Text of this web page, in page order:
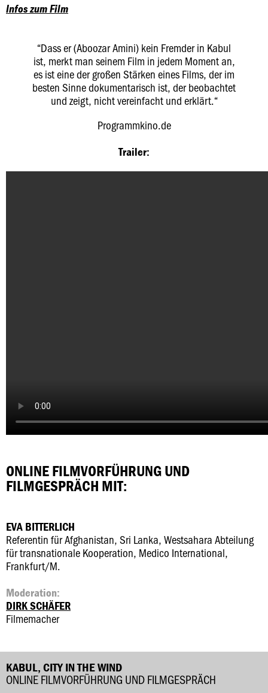
Infos zum Film
“Dass er (Aboozar Amini) kein Fremder in Kabul
ist, merkt man seinem Film in jedem Moment an,
es ist eine der großen Stärken eines Films, der im
besten Sinne dokumentarisch ist, der beobachtet
und zeigt, nicht vereinfacht und erklärt.“
Programmkino.de
Trailer:
ONLINE FILMVORFÜHRUNG UND
FILMGESPRÄCH MIT:
EVA BITTERLICH
Referentin für Afghanistan, Sri Lanka, Westsahara Abteilung
für transnationale Kooperation, Medico International,
Frankfurt/M.
Moderation:
DIRK SCHÄFER
Filmemacher
KABUL, CITY IN THE WIND
ONLINE FILMVORFÜHRUNG UND FILMGESPRÄCH